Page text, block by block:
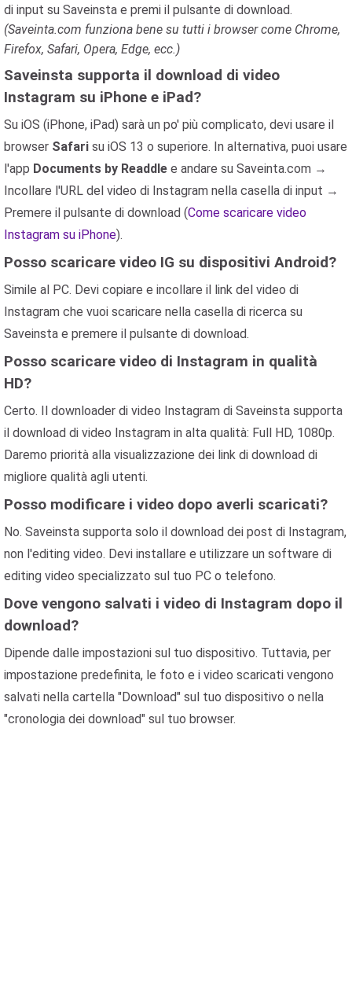
di input su Saveinsta e premi il pulsante di download.
(Saveinta.com funziona bene su tutti i browser come Chrome,
Firefox, Safari, Opera, Edge, ecc.)
Saveinsta supporta il download di video
Instagram su iPhone e iPad?
Su iOS (iPhone, iPad) sarà un po' più complicato, devi usare il
browser Safari su iOS 13 o superiore. In alternativa, puoi usare
l'app Documents by Readdle e andare su Saveinta.com →
Incollare l'URL del video di Instagram nella casella di input →
Premere il pulsante di download (Come scaricare video
Instagram su iPhone).
Posso scaricare video IG su dispositivi Android?
Simile al PC. Devi copiare e incollare il link del video di
Instagram che vuoi scaricare nella casella di ricerca su
Saveinsta e premere il pulsante di download.
Posso scaricare video di Instagram in qualità
HD?
Certo. Il downloader di video Instagram di Saveinsta supporta
il download di video Instagram in alta qualità: Full HD, 1080p.
Daremo priorità alla visualizzazione dei link di download di
migliore qualità agli utenti.
Posso modificare i video dopo averli scaricati?
No. Saveinsta supporta solo il download dei post di Instagram,
non l'editing video. Devi installare e utilizzare un software di
editing video specializzato sul tuo PC o telefono.
Dove vengono salvati i video di Instagram dopo il
download?
Dipende dalle impostazioni sul tuo dispositivo. Tuttavia, per
impostazione predefinita, le foto e i video scaricati vengono
salvati nella cartella "Download" sul tuo dispositivo o nella
"cronologia dei download" sul tuo browser.